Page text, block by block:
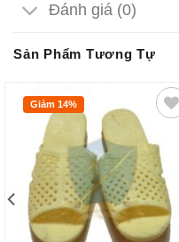
Đánh giá (0)
Sản Phẩm Tương Tự
Giảm 14%